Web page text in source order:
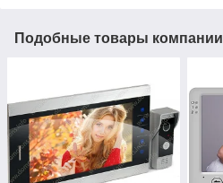
Подобные товары компании